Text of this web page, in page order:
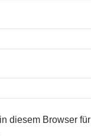
diesem Browser für